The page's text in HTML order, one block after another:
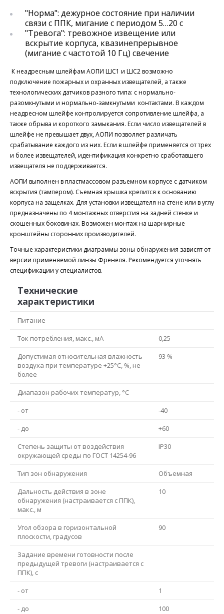
"Норма": дежурное состояние при наличии
связи с ППК, мигание с периодом 5…20 с
"Тревога": тревожное извещение или
вскрытие корпуса, квазинепрерывное
(мигание с частотой 10 Гц) свечение
К неадресным шлейфам АОПИ ШС1 и ШС2 возможно
подключение пожарных и охранных извещателей, а также
технологических датчиков разного типа: с нормально-
разомкнутыми и нормально-замкнутыми контактами. В каждом
неадресном шлейфе контролируется сопротивление шлейфа, а
также обрыва и короткого замыкания. Если число извещателей в
шлейфе не превышает двух, АОПИ позволяет различать
срабатывание каждого из них. Если в шлейфе применяется от трех
и более извещателей, идентификация конкретно сработавшего
извещателя не поддерживается.
АОПИ выполнен в пластмассовом разъемном корпусе с датчиком
вскрытия (тампером). Съемная крышка крепится к основанию
корпуса на защелках. Для установки извещателя на стене или в углу
предназначены по 4 монтажных отверстия на задней стенке и
скошенных боковинах. Возможен монтаж на шарнирные
кронштейны сторонних производителей.
Точные характеристики диаграммы зоны обнаружения зависят от
версии применяемой линзы Френеля. Рекомендуется уточнять
спецификации у специалистов.
Технические
характеристики
Питание
Ток потребления, макс., мА
0,25
Допустимая относительная влажность
воздуха при температуре +25°С, %, не
более
93 %
Диапазон рабочих температур, °С
- от
-40
- до
+60
Степень защиты от воздействия
окружающей среды по ГОСТ 14254-96
IP30
Тип зон обнаружения
Объемная
Дальность действия в зоне
обнаружения (настраивается с ППК),
макс., м
10
Угол обзора в горизонтальной
плоскости, градусов
90
Задание времени готовности после
предыдущей тревоги (настраивается с
ППК), с
- от
1
- до
100